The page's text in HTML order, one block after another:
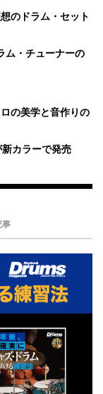
のドラム・セット
ム・チューナーの
の美学と音作りの
新カラーで発売